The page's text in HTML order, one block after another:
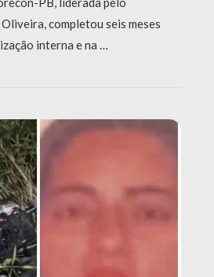
completou seis meses
interna e na …